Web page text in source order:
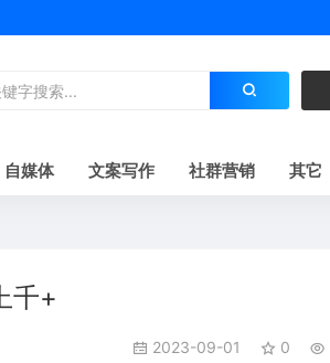
自媒体 文案写作 社群营销 其它
千+
2023-09-01 0